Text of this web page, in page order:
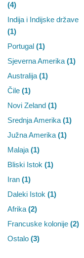
(4)
Indija i Indijske države
(1)
Portugal (1)
Sjeverna Amerika (1)
Australija (1)
Čile (1)
Novi Zeland (1)
Srednja Amerika (1)
Južna Amerika (1)
Malaja (1)
Bliski Istok (1)
Iran (1)
Daleki Istok (1)
Afrika (2)
Francuske kolonije (2)
Ostalo (3)